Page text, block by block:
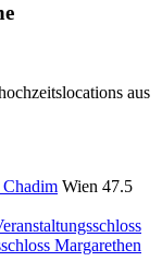
aus
Chadim Wien 47.5